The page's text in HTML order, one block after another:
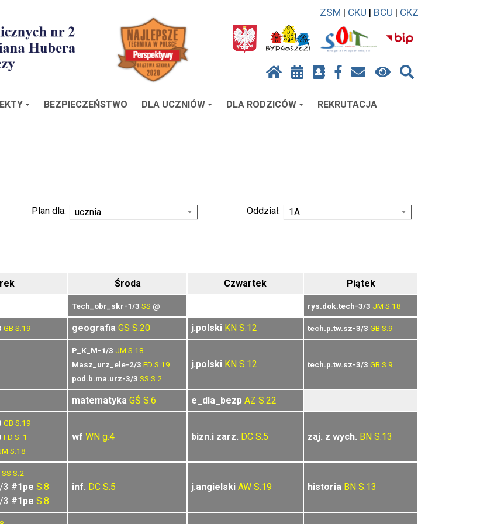
ZSM | CKU | BCU | CKZ
BEZPIECZEŃSTWO DLA UCZNIÓW DLA RODZICÓW REKRUTACJA
Plan dla: ucznia Oddział:
1A
Środa Czwartek
Piątek
Tech_obr_skr-1/3 SS @ rys.dok.tech-3/3 JM S.18
GB S.19 geografia GS S.20 j.polski KN S.12 tech.p.tw.sz-3/3 GB S.9
P_K_M-1/3 JM S.18
Masz_urz_ele-2/3 FD S.19
pod.b.ma.urz-3/3 SS S.2
j.polski KN S.12 tech.p.tw.sz-3/3 GB S.9
matematyka GŚ S.6 e_dla_bezp AZ S.22
GB S.19
FD S. 1
S.18
wf WN g.4 bizn.i zarz. DC S.5 zaj. z wych. BN S.13
SS S.2
3 #1pe S.8
3 #1pe S.8
inf. DC S.5 j.angielski AW S.19 historia BN S.13